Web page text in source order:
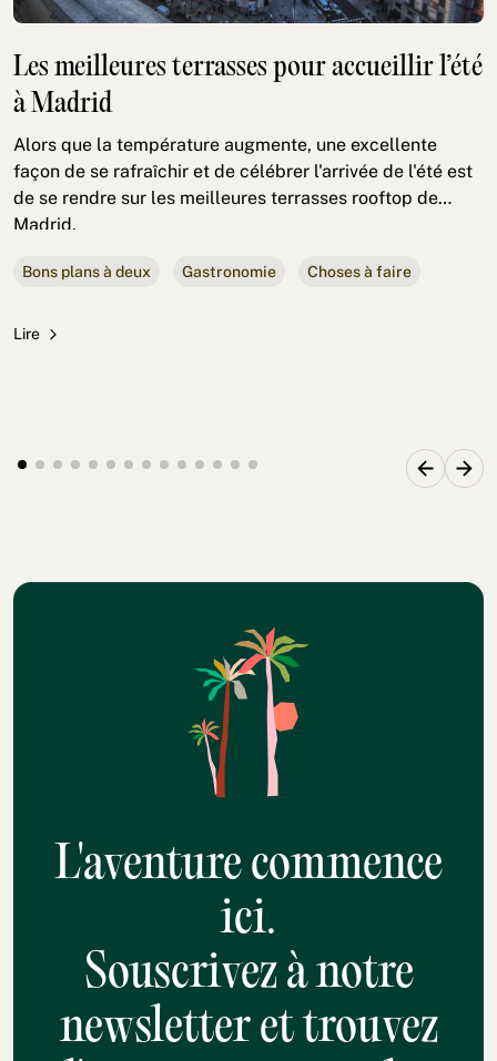
Les meilleures terrasses pour accueillir l’été
à Madrid
Alors que la température augmente, une excellente
façon de se rafraîchir et de célébrer l'arrivée de l'été est
de se rendre sur les meilleures terrasses rooftop de
Madrid.
Bons plans à deux Gastronomie Choses à faire
Lire
L'aventure commence
ici.
Souscrivez à notre
newsletter et trouvez